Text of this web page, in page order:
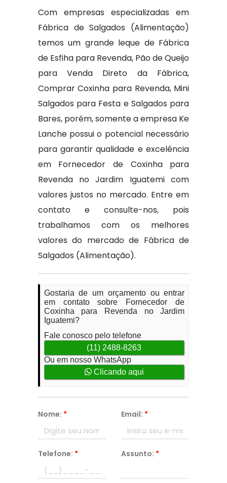
Com empresas especializadas em
Fábrica de Salgados (Alimentação)
temos um grande leque de Fábrica
de Esfiha para Revenda, Pão de Queijo
para Venda Direto da Fábrica,
Comprar Coxinha para Revenda, Mini
Salgados para Festa e Salgados para
Bares, porém, somente a empresa Ke
Lanche possui o potencial necessário
para garantir qualidade e excelência
em Fornecedor de Coxinha para
Revenda no Jardim Iguatemi com
valores justos no mercado. Entre em
contato e consulte-nos, pois
trabalhamos com os melhores
valores do mercado de Fábrica de
Salgados (Alimentação).
Gostaria de um orçamento ou entrar
em contato sobre Fornecedor de
Coxinha para Revenda no Jardim
Iguatemi?
Fale conosco pelo telefone
(11) 2488-8263
Ou em nosso WhatsApp
Clicando aqui
Nome: * Email: *
Telefone: * Assunto: *